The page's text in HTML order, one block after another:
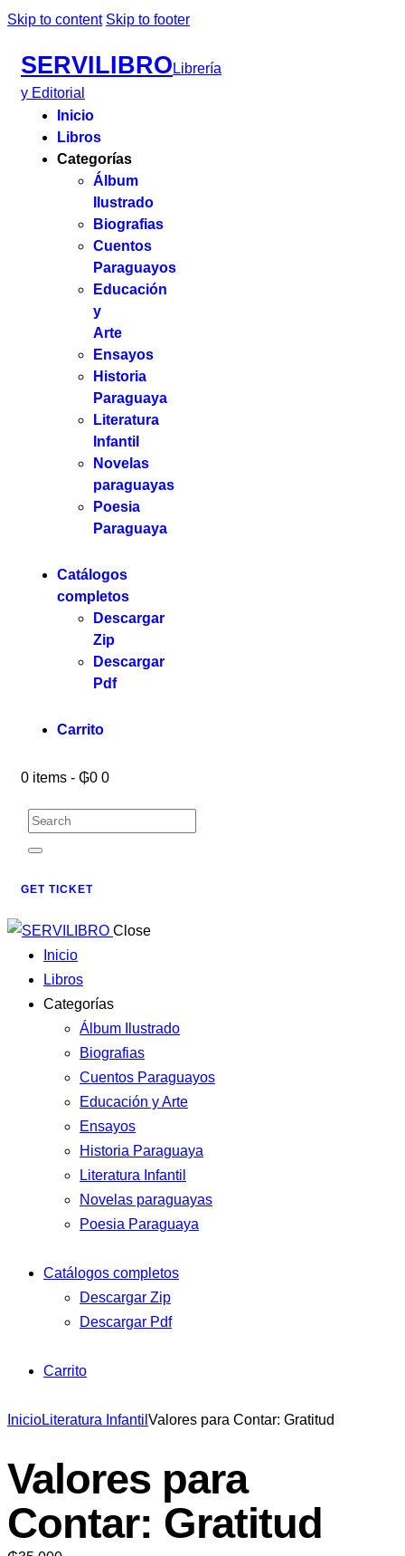
Skip to content Skip to footer
SERVILIBRO Librería
y Editorial
Inicio
Libros
Categorías
Álbum
Ilustrado
Biografias
Cuentos
Paraguayos
Educación
y
Arte
Ensayos
Historia
Paraguaya
Literatura
Infantil
Novelas
paraguayas
Poesia
Paraguaya
Catálogos
completos
Descargar
Zip
Descargar
Pdf
Carrito
0 items - ₲0 0
GET TICKET
Close
Inicio
Libros
Categorías
Álbum Ilustrado
Biografias
Cuentos Paraguayos
Educación y Arte
Ensayos
Historia Paraguaya
Literatura Infantil
Novelas paraguayas
Poesia Paraguaya
Catálogos completos
Descargar Zip
Descargar Pdf
Carrito
InicioLiteratura Infantil Valores para Contar: Gratitud
Valores para
Contar: Gratitud